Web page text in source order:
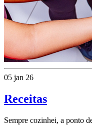
05 jan 26
Receitas
Sempre cozinhei, a ponto